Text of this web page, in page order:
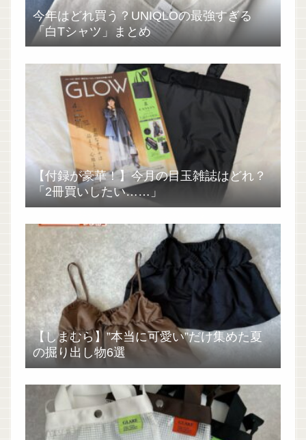
今年はどれ買う？UNIQLOの最強すぎる
「白Tシャツ」まとめ
【付録が豪華！】今月の目玉雑誌はどれ？
「2冊買いしたい……」
【しまむら】”本当に可愛い”だけ集めた夏
の掘り出し物6選